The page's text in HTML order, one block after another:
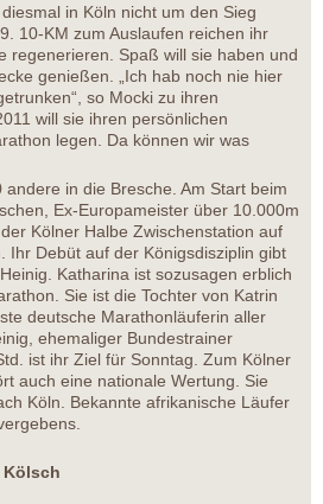
in Köln nicht um den Sieg
10-KM zum Auslaufen reichen ihr
regenerieren. Spaß will sie haben und
genießen. „Ich hab noch nie hier
so Mocki zu ihren
will sie ihren persönlichen
legen. Da können wir was
in die Bresche. Am Start beim
Ex-Europameister über 10.000m
Kölner Halbe Zwischenstation auf
Ihr Debüt auf der Königsdisziplin gibt
Katharina ist sozusagen erblich
Sie ist die Tochter von Katrin
deutsche Marathonläuferin aller
ehemaliger Bundestrainer
ist ihr Ziel für Sonntag. Zum Kölner
auch eine nationale Wertung. Sie
Köln. Bekannte afrikanische Läufer
Kölsch